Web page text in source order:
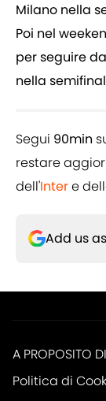
Milano nella
Poi nel
per seguire
nella
Segui 90min
restare
dell'Intere
Add us
A PROPOSITO
Politica di